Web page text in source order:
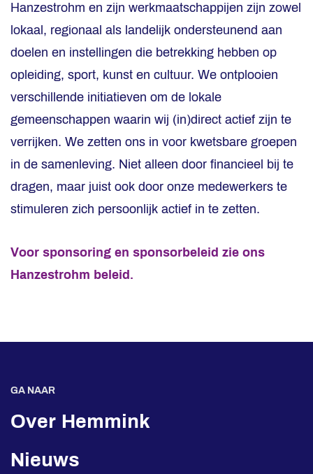
Hanzestrohm en zijn werkmaatschappijen zijn zowel
lokaal, regionaal als landelijk ondersteunend aan
doelen en instellingen die betrekking hebben op
opleiding, sport, kunst en cultuur. We ontplooien
verschillende initiatieven om de lokale
gemeenschappen waarin wij (in)direct actief zijn te
verrijken. We zetten ons in voor kwetsbare groepen
in de samenleving. Niet alleen door financieel bij te
dragen, maar juist ook door onze medewerkers te
stimuleren zich persoonlijk actief in te zetten.
Voor sponsoring en sponsorbeleid zie ons
Hanzestrohm beleid.
GA NAAR
Over Hemmink
Nieuws